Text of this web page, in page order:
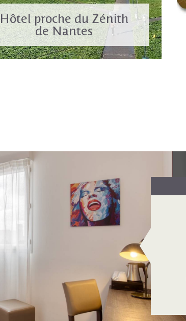
Hôtel proche du Zénith
de Nantes